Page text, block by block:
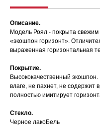
Описание.
Модель Роял - покрыта свежим
«экошпон горизонт».
выраженная горизонтальная
Покрытие.
Высококачественный
влаге, не пахнет, не
полностью имитирует
Стекло.
Черное лакоБель